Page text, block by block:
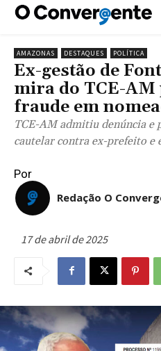
AMAZONAS DESTAQUES POLÍTICA
Ex-gestão de
mira do TCE-AM
fraude em
TCE-AM admitiu denúncia e
cautelar contra ex-prefeito e
Por
Redação O
17 de abril de 2025